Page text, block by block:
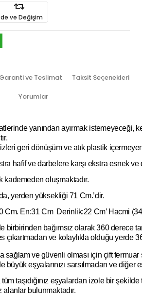
ve Değişim
Garanti ve Teslimat Taksit Seçenekleri
Yorumlar
yanından ayırmak istemeyeceği,
geri dönüşüm ve atık plastik
hafif ve darbelere karşı ekstra esnek ve
kademeden oluşmaktadır.
yerden yüksekliği 71 Cm.’dir.
Cm. En:31 Cm Derinlik:22 Cm’ Hacmi
birbirinden bağımsız olarak 360 derece
çıkartmadan ve kolaylıkla olduğu yerde
sağlam ve güvenli olması için çift
büyük eşyalarınızı sarsılmadan ve diğer
taşıdığınız eşyalardan izole bir
bulunmaktadır.